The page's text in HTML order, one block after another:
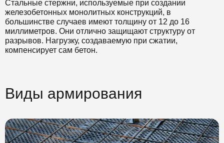
Стальные стержни, используемые при создании
железобетонных монолитных конструкций, в
большинстве случаев имеют толщину от 12 до 16
миллиметров. Они отлично защищают структуру от
разрывов. Нагрузку, создаваемую при сжатии,
компенсирует сам бетон.
Виды армирования